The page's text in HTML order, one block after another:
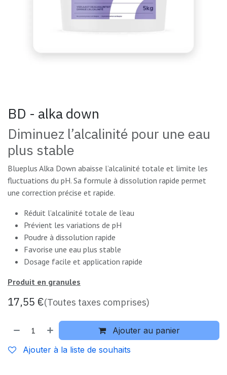
BD - alka down
Diminuez l’alcalinité pour une eau
plus stable
Blueplus Alka Down abaisse l’alcalinité totale et limite les
fluctuations du pH. Sa formule à dissolution rapide permet
une correction précise et rapide.
Réduit l’alcalinité totale de l’eau
Prévient les variations de pH
Poudre à dissolution rapide
Favorise une eau plus stable
Dosage facile et application rapide
Produit en granules
17,55 €(Toutes taxes comprises)
Ajouter au panier
Ajouter à la liste de souhaits